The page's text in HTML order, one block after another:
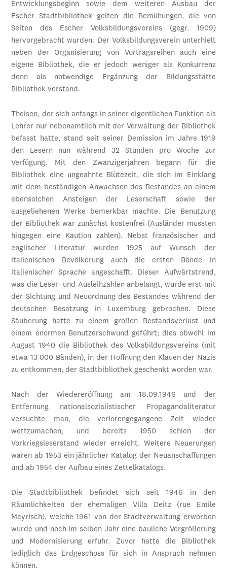
Entwicklungsbeginn sowie dem weiteren Ausbau der
Escher Stadtbibliothek gelten die Bemühungen, die von
Seiten des Escher Volksbildungsvereins (gegr. 1909)
hervorgebracht wurden. Der Volksbildungsverein unterhielt
neben der Organisierung von Vortragsreihen auch eine
eigene Bibliothek, die er jedoch weniger als Konkurrenz
denn als notwendige Ergänzung der Bildungsstätte
Bibliothek verstand.
Theisen, der sich anfangs in seiner eigentlichen Funktion als
Lehrer nur nebenamtlich mit der Verwaltung der Bibliothek
befasst hatte, stand seit seiner Demission im Jahre 1919
den Lesern nun während 32 Stunden pro Woche zur
Verfügung. Mit den Zwanzigerjahren begann für die
Bibliothek eine ungeahnte Blütezeit, die sich im Einklang
mit dem beständigen Anwachsen des Bestandes an einem
ebensolchen Ansteigen der Leserschaft sowie der
ausgeliehenen Werke bemerkbar machte. Die Benutzung
der Bibliothek war zunächst kostenfrei (Ausländer mussten
hingegen eine Kaution zahlen). Nebst französischer und
englischer Literatur wurden 1925 auf Wunsch der
italienischen Bevölkerung auch die ersten Bände in
italienischer Sprache angeschafft. Dieser Aufwärtstrend,
was die Leser- und Ausleihzahlen anbelangt, wurde erst mit
der Sichtung und Neuordnung des Bestandes während der
deutschen Besatzung in Luxemburg gebrochen. Diese
Säuberung hatte zu einem großen Bestandsverlust und
einem enormen Benutzerschwund geführt; dies obwohl im
August 1940 die Bibliothek des Volksbildungsvereins (mit
etwa 13 000 Bänden), in der Hoffnung den Klauen der Nazis
zu entkommen, der Stadtbibliothek geschenkt worden war.
Nach der Wiedereröffnung am 18.09.1946 und der
Entfernung nationalsozialistischer Propagandaliteratur
versuchte man, die verlorengegangene Zeit wieder
wettzumachen, und bereits 1950 schien der
Vorkriegsleserstand wieder erreicht. Weitere Neuerungen
waren ab 1953 ein jährlicher Katalog der Neuanschaffungen
und ab 1954 der Aufbau eines Zettelkatalogs.
Die Stadtbibliothek befindet sich seit 1946 in den
Räumlichkeiten der ehemaligen Villa Deitz (rue Emile
Mayrisch), welche 1961 von der Stadtverwaltung erworben
wurde und noch im selben Jahr eine bauliche Vergrößerung
und Modernisierung erfuhr. Zuvor hatte die Bibliothek
lediglich das Erdgeschoss für sich in Anspruch nehmen
können.